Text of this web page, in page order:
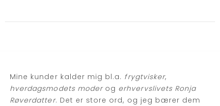
Mine kunder kalder mig bl.a. frygtvisker,
hverdagsmodets moderog erhvervslivets Ronja
Røverdatter. Det er store ord, og jeg bærer dem